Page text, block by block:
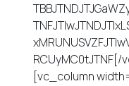
[vc_column